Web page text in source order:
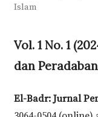
Islam
Vol. 1 No. 1
dan
El-Badr: Jurnal